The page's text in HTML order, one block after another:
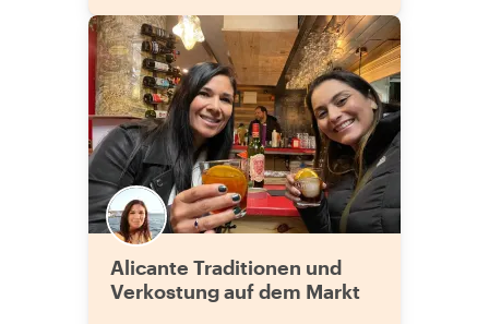
Alicante Traditionen und
Verkostung auf dem Markt